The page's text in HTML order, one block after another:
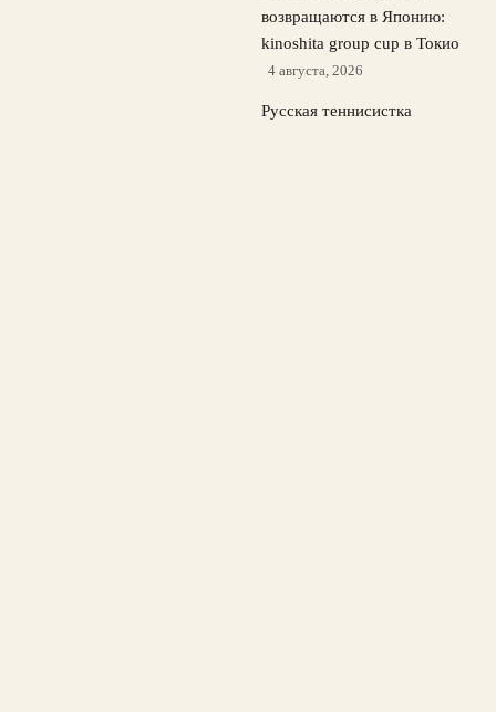
возвращаются в Японию:
kinoshita group cup в Токио
4 августа, 2026
Русская теннисистка